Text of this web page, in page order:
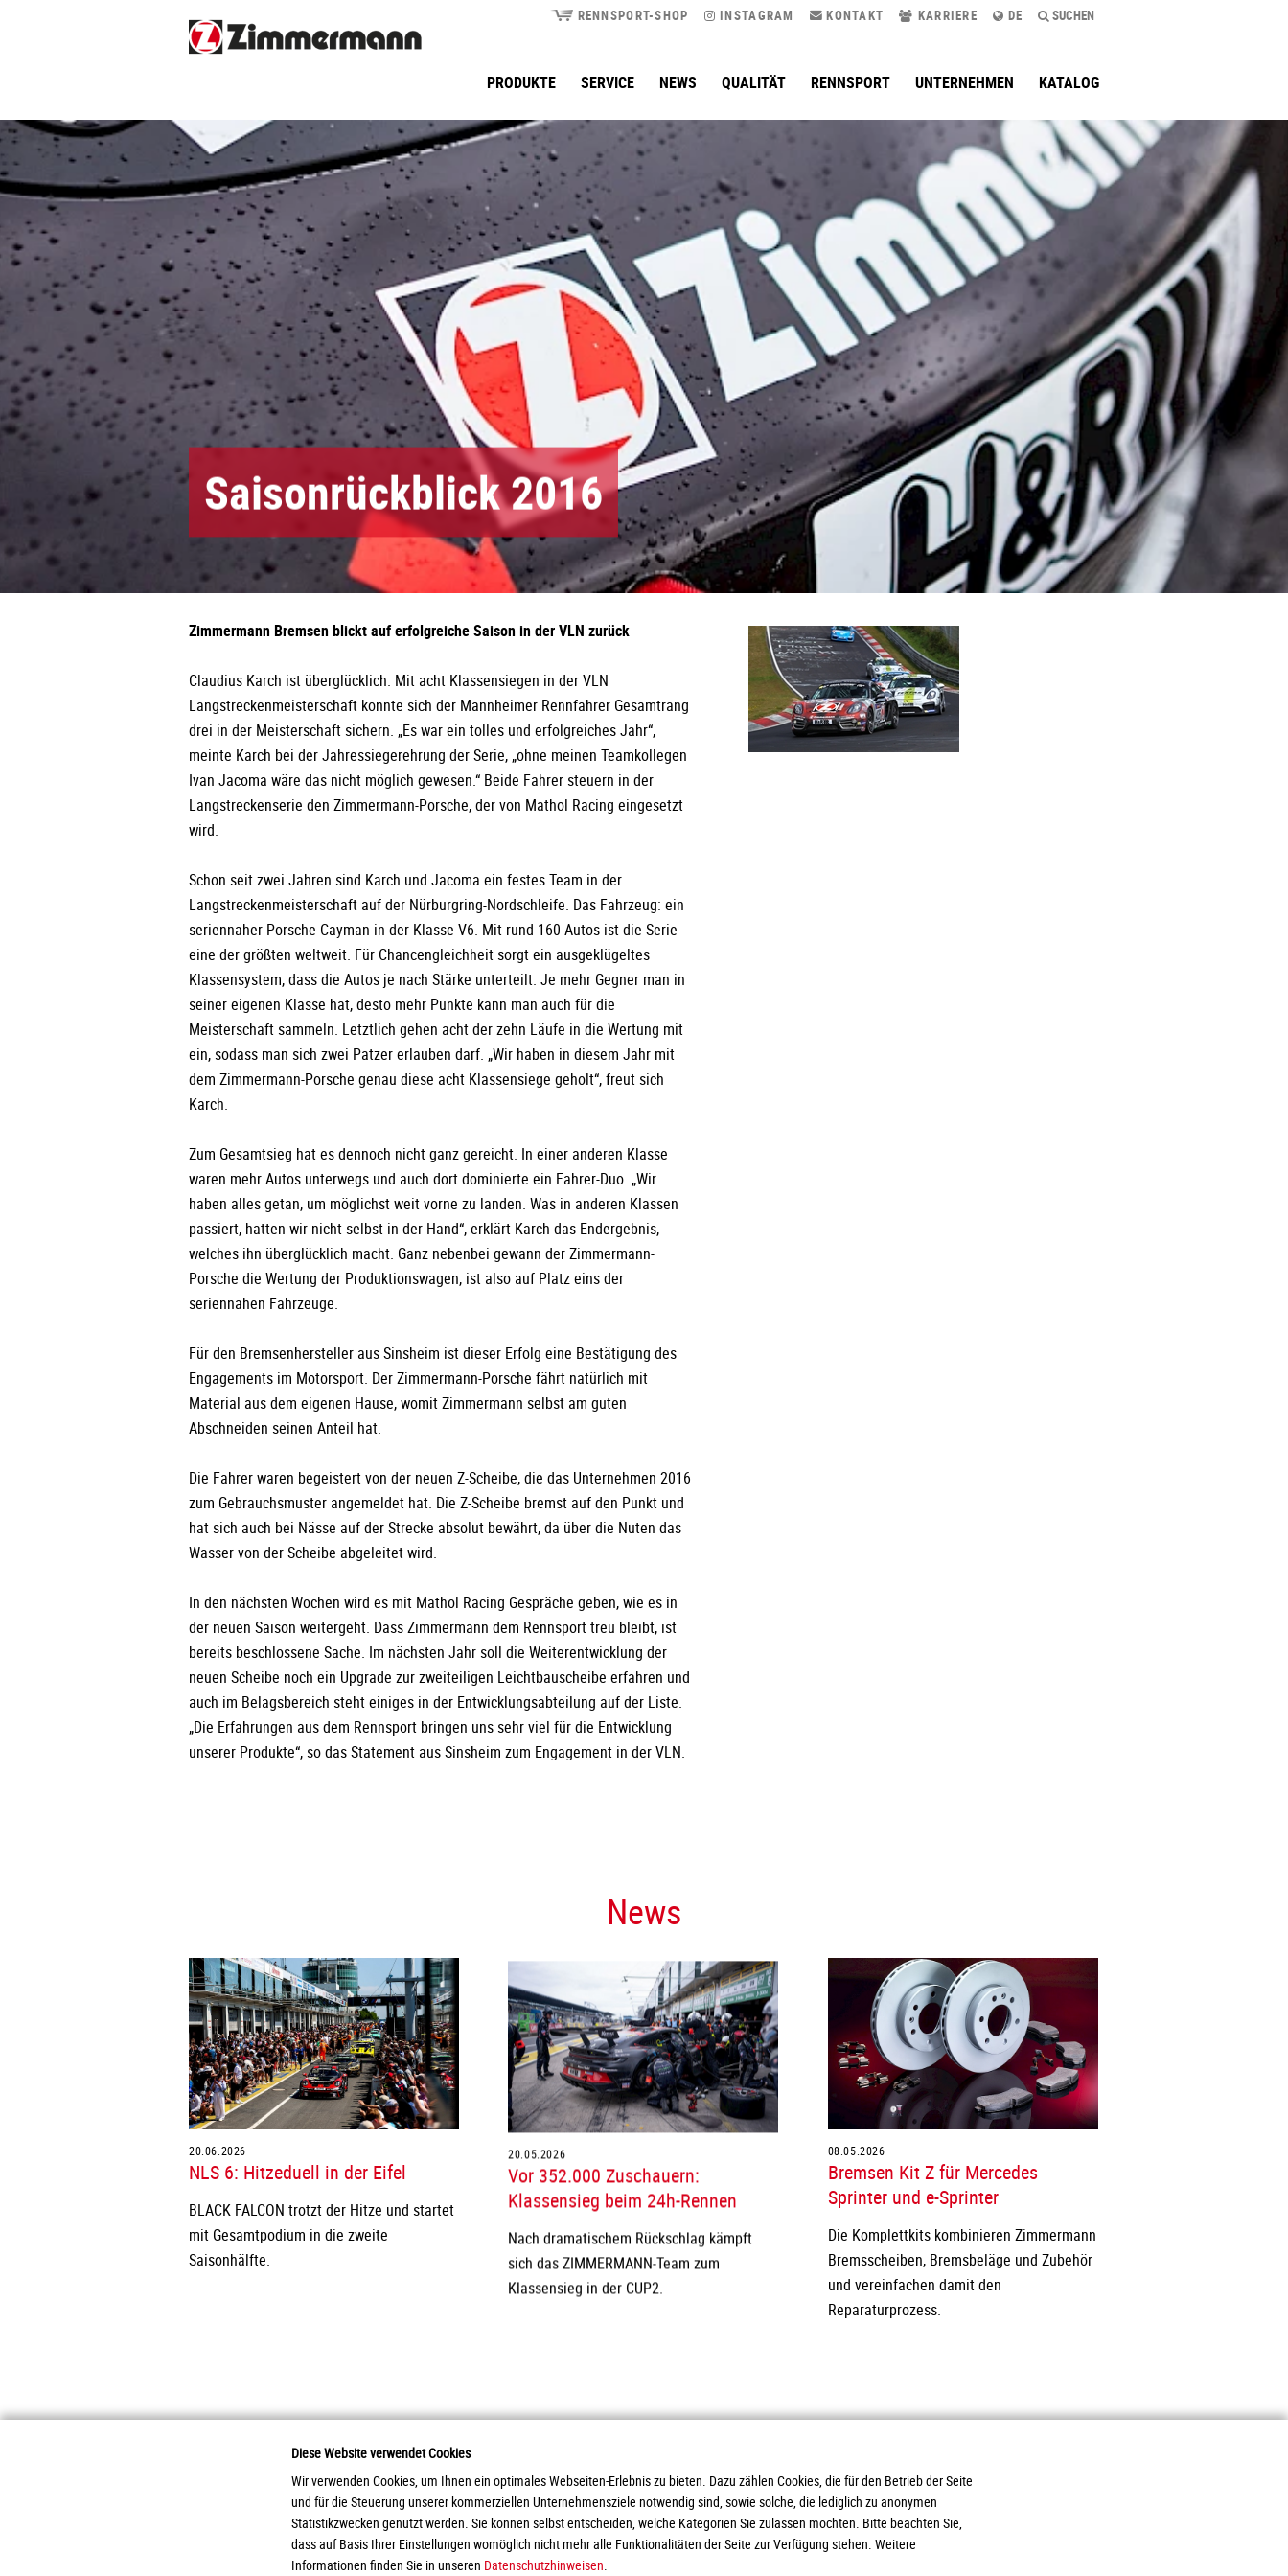
Diese Website verwendet Cookies
Wir verwenden Cookies, um Ihnen ein optimales Webseiten-Erlebnis zu bieten. Dazu zählen Cookies, die für den Betrieb der Seite
und für die Steuerung unserer kommerziellen Unternehmensziele notwendig sind, sowie solche, die lediglich zu anonymen
Statistikzwecken genutzt werden. Sie können selbst entscheiden, welche Kategorien Sie zulassen möchten. Bitte beachten Sie,
dass auf Basis Ihrer Einstellungen womöglich nicht mehr alle Funktionalitäten der Seite zur Verfügung stehen. Weitere
Informationen finden Sie in unseren Datenschutzhinweisen.
RENNSPORT-SHOP INSTAGRAM KONTAKT KARRIERE DE SUCHEN
PRODUKTE SERVICE NEWS QUALITÄT RENNSPORT UNTERNEHMEN KATALOG
Saisonrückblick 2016
Zimmermann Bremsen blickt auf erfolgreiche Saison in der VLN zurück
Claudius Karch ist überglücklich. Mit acht Klassensiegen in der VLN
Langstreckenmeisterschaft konnte sich der Mannheimer Rennfahrer Gesamtrang
drei in der Meisterschaft sichern. „Es war ein tolles und erfolgreiches Jahr“,
meinte Karch bei der Jahressiegerehrung der Serie, „ohne meinen Teamkollegen
Ivan Jacoma wäre das nicht möglich gewesen.“ Beide Fahrer steuern in der
Langstreckenserie den Zimmermann-Porsche, der von Mathol Racing eingesetzt
wird.
Schon seit zwei Jahren sind Karch und Jacoma ein festes Team in der
Langstreckenmeisterschaft auf der Nürburgring-Nordschleife. Das Fahrzeug: ein
seriennaher Porsche Cayman in der Klasse V6. Mit rund 160 Autos ist die Serie
eine der größten weltweit. Für Chancengleichheit sorgt ein ausgeklügeltes
Klassensystem, dass die Autos je nach Stärke unterteilt. Je mehr Gegner man in
seiner eigenen Klasse hat, desto mehr Punkte kann man auch für die
Meisterschaft sammeln. Letztlich gehen acht der zehn Läufe in die Wertung mit
ein, sodass man sich zwei Patzer erlauben darf. „Wir haben in diesem Jahr mit
dem Zimmermann-Porsche genau diese acht Klassensiege geholt“, freut sich
Karch.
Zum Gesamtsieg hat es dennoch nicht ganz gereicht. In einer anderen Klasse
waren mehr Autos unterwegs und auch dort dominierte ein Fahrer-Duo. „Wir
haben alles getan, um möglichst weit vorne zu landen. Was in anderen Klassen
passiert, hatten wir nicht selbst in der Hand“, erklärt Karch das Endergebnis,
welches ihn überglücklich macht. Ganz nebenbei gewann der Zimmermann-
Porsche die Wertung der Produktionswagen, ist also auf Platz eins der
seriennahen Fahrzeuge.
Für den Bremsenhersteller aus Sinsheim ist dieser Erfolg eine Bestätigung des
Engagements im Motorsport. Der Zimmermann-Porsche fährt natürlich mit
Material aus dem eigenen Hause, womit Zimmermann selbst am guten
Abschneiden seinen Anteil hat.
Die Fahrer waren begeistert von der neuen Z-Scheibe, die das Unternehmen 2016
zum Gebrauchsmuster angemeldet hat. Die Z-Scheibe bremst auf den Punkt und
hat sich auch bei Nässe auf der Strecke absolut bewährt, da über die Nuten das
Wasser von der Scheibe abgeleitet wird.
In den nächsten Wochen wird es mit Mathol Racing Gespräche geben, wie es in
der neuen Saison weitergeht. Dass Zimmermann dem Rennsport treu bleibt, ist
bereits beschlossene Sache. Im nächsten Jahr soll die Weiterentwicklung der
neuen Scheibe noch ein Upgrade zur zweiteiligen Leichtbauscheibe erfahren und
auch im Belagsbereich steht einiges in der Entwicklungsabteilung auf der Liste.
„Die Erfahrungen aus dem Rennsport bringen uns sehr viel für die Entwicklung
unserer Produkte“, so das Statement aus Sinsheim zum Engagement in der VLN.
News
20.06.2026
NLS 6: Hitzeduell in der Eifel
BLACK FALCON trotzt der Hitze und startet
mit Gesamtpodium in die zweite
Saisonhälfte.
20.05.2026
Vor 352.000 Zuschauern:
Klassensieg beim 24h-Rennen
Nach dramatischem Rückschlag kämpft
sich das ZIMMERMANN-Team zum
Klassensieg in der CUP2.
08.05.2026
Bremsen Kit Z für Mercedes
Sprinter und e-Sprinter
Die Komplettkits kombinieren Zimmermann
Bremsscheiben, Bremsbeläge und Zubehör
und vereinfachen damit den
Reparaturprozess.
2026 Otto Zimmermann Maschinen- und Apparatebau GmbH
Produkte
Service
Downloads